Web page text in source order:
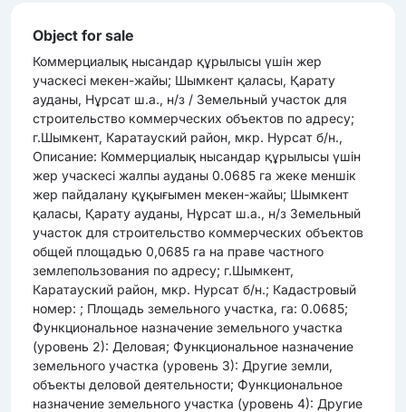
Object for sale
Коммерциалық нысандар құрылысы үшін жер
учаскесі мекен-жайы; Шымкент қаласы, Қарату
ауданы, Нұрсат ш.а., н/з / Земельный участок для
строительство коммерческих объектов по адресу;
г.Шымкент, Каратауский район, мкр. Нурсат б/н.,
Описание: Коммерциалық нысандар құрылысы үшін
жер учаскесі жалпы ауданы 0.0685 га жеке меншік
жер пайдалану құқығымен мекен-жайы; Шымкент
қаласы, Қарату ауданы, Нұрсат ш.а., н/з Земельный
участок для строительство коммерческих объектов
общей площадью 0,0685 га на праве частного
землепользования по адресу; г.Шымкент,
Каратауский район, мкр. Нурсат б/н.; Кадастровый
номер: ; Площадь земельного участка, га: 0.0685;
Функциональное назначение земельного участка
(уровень 2): Деловая; Функциональное назначение
земельного участка (уровень 3): Другие земли,
объекты деловой деятельности; Функциональное
назначение земельного участка (уровень 4): Другие